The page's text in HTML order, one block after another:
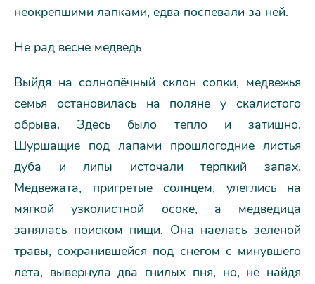
неокрепшими лапками, едва поспевали за ней.
Не рад весне медведь
Выйдя на солнопёчный склон сопки, медвежья
семья остановилась на поляне у скалистого
обрыва. Здесь было тепло и затишно.
Шуршащие под лапами прошлогодние листья
дуба и липы источали терпкий запах.
Медвежата, пригретые солнцем, улеглись на
мягкой узколистной осоке, а медведица
занялась поиском пищи. Она наелась зеленой
травы, сохранившейся под снегом с минувшего
лета, вывернула два гнилых пня, но, не найдя